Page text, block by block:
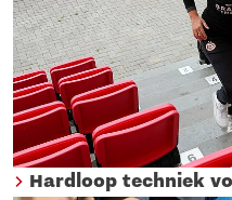
Hardloop techniek